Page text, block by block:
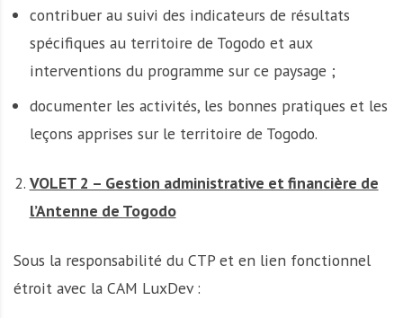
contribuer au suivi des indicateurs de résultats
spécifiques au territoire de Togodo et aux
interventions du programme sur ce paysage ;
documenter les activités, les bonnes pratiques et les
leçons apprises sur le territoire de Togodo.
VOLET 2 – Gestion administrative et financière de
l’Antenne de Togodo
Sous la responsabilité du CTP et en lien fonctionnel
étroit avec la CAM LuxDev :